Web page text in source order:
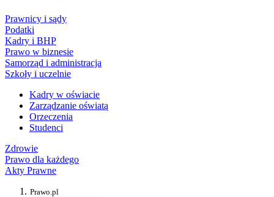
Prawnicy i sądy
Podatki
Kadry i BHP
Prawo w biznesie
Samorząd i administracja
Szkoły i uczelnie
Kadry w oświacie
Zarządzanie oświatą
Orzeczenia
Studenci
Zdrowie
Prawo dla każdego
Akty Prawne
Prawo.pl